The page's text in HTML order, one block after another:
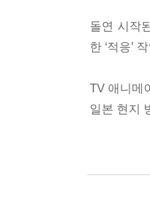
돌연 시작
한 ‘적응’
TV 애니메
일본 현지